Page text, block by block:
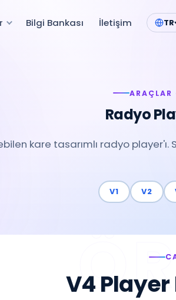
Bilgi Bankası İletişim TR
ARAÇLAR
Radyo
kare tasarımlı radyo
V1 V2
V4